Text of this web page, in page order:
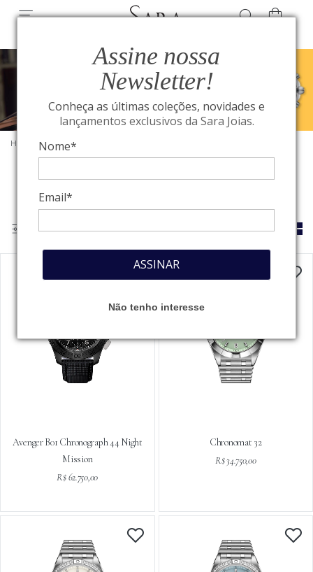
Assine nossa
Newsletter!
Conheça as últimas coleções, novidades e
lançamentos exclusivos da Sara Joias.
Nome*
Email*
ASSINAR
Não tenho interesse
HOME / BREITLING
Avenger B01 Chronograph 44 Night
Mission
R$ 62.750,00
Chronomat 32
R$ 34.750,00